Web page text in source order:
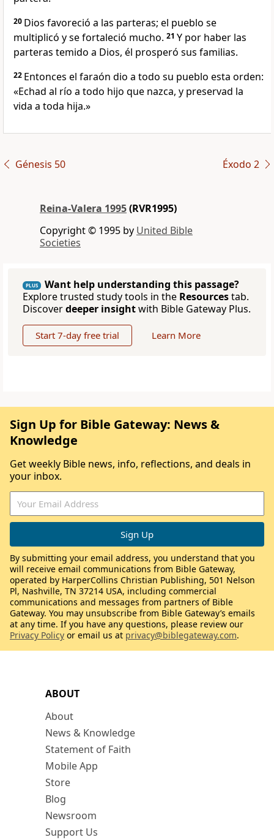
20 Dios favoreció a las parteras; el pueblo se
multiplicó y se fortaleció mucho. 21 Y por haber las
parteras temido a Dios, él prosperó sus familias.
22 Entonces el faraón dio a todo su pueblo esta orden:
«Echad al río a todo hijo que nazca, y preservad la
vida a toda hija.»
Génesis 50 Éxodo 2
Reina-Valera 1995(RVR1995)
Copyright © 1995 by United Bible
Societies
PLUS
Want help understanding this passage?
Explore trusted study tools in the Resourcestab.
Discoverdeeper insightwith Bible Gateway Plus.
Start 7-day free trial Learn More
ABOUT
About
News & Knowledge
Statement of Faith
Mobile App
Store
Blog
Newsroom
Support Us
Sign Up for Bible Gateway: News &
Knowledge
Get weekly Bible news, info, reflections, and deals in
your inbox.
By submitting your email address, you understand that you
will receive email communications from Bible Gateway,
operated by HarperCollins Christian Publishing, 501 Nelson
Pl, Nashville, TN 37214 USA, including commercial
communications and messages from partners of Bible
Gateway. You may unsubscribe from Bible Gateway’s emails
at any time. If you have any questions, please review our
Privacy Policy or email us at privacy@biblegateway.com.